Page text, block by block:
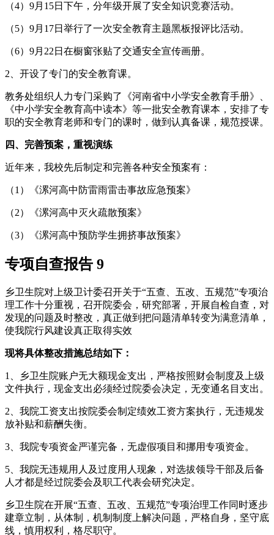
（4）9月15日下午，分年级开展了安全知识竞赛活动。
（5）9月17日举行了一次安全教育主题黑板报评比活动。
（6）9月22日在橱窗张贴了交通安全宣传画册。
2、开设了专门的安全教育课。
教务处组织人力专门采购了《河南省中小学安全教育手册》、
《中小学安全教育高中读本》等一批安全教育课本，安排了专
职的安全教育老师和专门的课时，做到认真备课，规范授课。
四、完善预案，重视演练
近年来，我校先后制定和完善各种安全预案有：
（1）《漯河高中防雷雨雷击事故应急预案》
（2）《漯河高中灭火疏散预案》
（3）《漯河高中预防学生拥挤事故预案》
专项自查报告 9
乡卫生院对上级卫计委召开关于“五查、五改、五规范”专项治
理工作十分重视，召开院委会，研究部署，开展自检自查，对
发现的问题及时整改，真正做到把问题清单转变为满意清单，
使我院行风建设真正取得实效
现将具体整改措施总结如下：
1、乡卫生院账户无大额现金支出，严格按照财会制度及上级
文件执行，现金支出必须经过院委会决定，无变通名目支出。
2、我院工资支出按院委会制定绩效工资方案执行，无违规发
放补贴和薪酬失衡。
3、我院专项资金严谨完备，无虚假项目和挪用专项资金。
5、我院无违规用人及过度用人现象，对选拔领导干部及后备
人才都是经过院委会及职工代表会研究决定。
乡卫生院在开展“五查、五改、五规范”专项治理工作同时逐步
建章立制，从体制，机制制度上解决问题，严格自身，坚守底
线，慎用权利，格尽职守。